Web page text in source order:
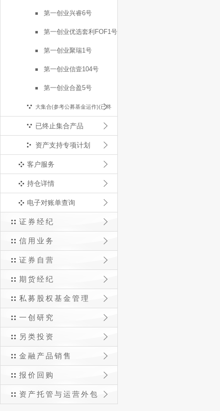
第一创业兴睿6号
第一创业优选套利FOF1号
第一创业聚瑞1号
第一创业信壹104号
第一创业合盈5号
大集合(参考公募基金运作)(已终
止)
已终止集合产品
资产支持专项计划
客户服务
持仓详情
电子对账单查询
证券经纪
信用业务
证券自营
期货经纪
私募股权基金管理
一创研究
另类投资
金融产品销售
报价回购
资产托管与运营外包